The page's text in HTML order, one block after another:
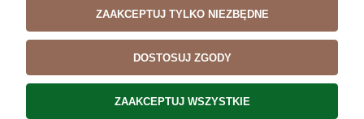
INFORMACJE
Użytkowanie sklepu oznacza zgodę na wykorzystywanie plików cookies.
Szczegółowe informacje wPolityce prywatności.
ZAAKCEPTUJ TYLKO NIEZBĘDNE
DOSTOSUJ ZGODY
ZAAKCEPTUJ WSZYSTKIE